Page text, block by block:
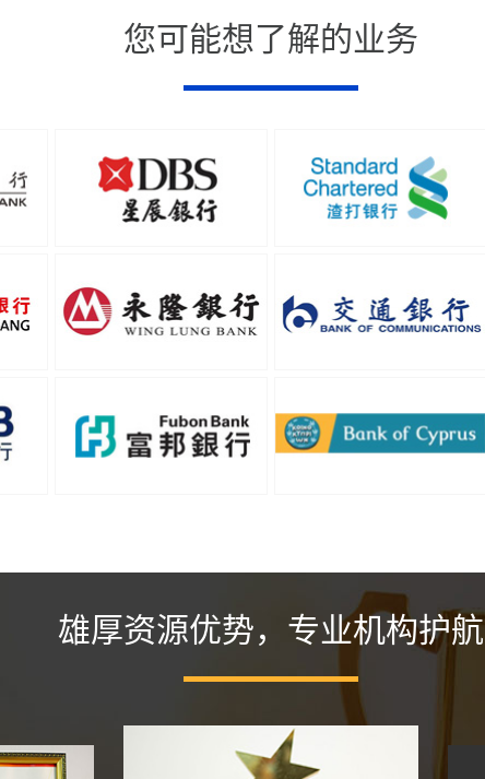
您可能想了解的业务
雄厚资源优势，专业机构护航